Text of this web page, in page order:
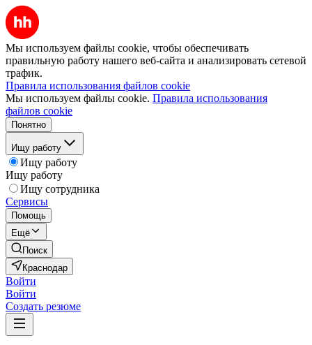
Мы используем файлы cookie, чтобы обеспечивать
правильную работу нашего веб-сайта и анализировать сетевой
трафик.
Правила использования файлов cookie
Мы используем файлы cookie. Правила использования
файлов cookie
Понятно
Ищу работу
Ищу работу
Ищу работу
Ищу сотрудника
Сервисы
Помощь
Ещё
Поиск
Краснодар
Войти
Войти
Создать резюме